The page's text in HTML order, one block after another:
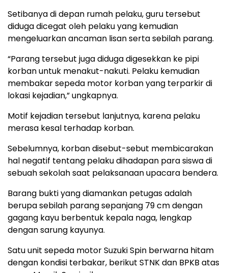
Setibanya di depan rumah pelaku, guru tersebut
diduga dicegat oleh pelaku yang kemudian
mengeluarkan ancaman lisan serta sebilah parang.
“Parang tersebut juga diduga digesekkan ke pipi
korban untuk menakut-nakuti. Pelaku kemudian
membakar sepeda motor korban yang terparkir di
lokasi kejadian,” ungkapnya.
Motif kejadian tersebut lanjutnya, karena pelaku
merasa kesal terhadap korban.
Sebelumnya, korban disebut-sebut membicarakan
hal negatif tentang pelaku dihadapan para siswa di
sebuah sekolah saat pelaksanaan upacara bendera.
Barang bukti yang diamankan petugas adalah
berupa sebilah parang sepanjang 79 cm dengan
gagang kayu berbentuk kepala naga, lengkap
dengan sarung kayunya.
Satu unit sepeda motor Suzuki Spin berwarna hitam
dengan kondisi terbakar, berikut STNK dan BPKB atas